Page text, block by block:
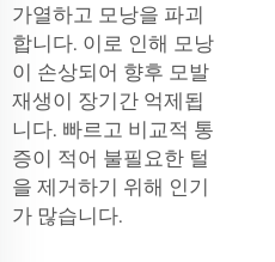
가열하고 모낭을 파괴
합니다. 이로 인해 모낭
이 손상되어 향후 모발
재생이 장기간 억제됩
니다. 빠르고 비교적 통
증이 적어 불필요한 털
을 제거하기 위해 인기
가 많습니다.